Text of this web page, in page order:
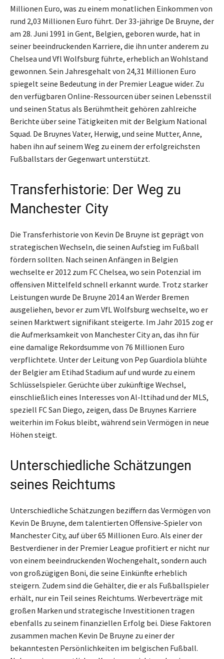
Millionen Euro, was zu einem monatlichen Einkommen von
rund 2,03 Millionen Euro führt. Der 33-jährige De Bruyne, der
am 28. Juni 1991 in Gent, Belgien, geboren wurde, hat in
seiner beeindruckenden Karriere, die ihn unter anderem zu
Chelsea und Vfl Wolfsburg führte, erheblich an Wohlstand
gewonnen. Sein Jahresgehalt von 24,31 Millionen Euro
spiegelt seine Bedeutung in der Premier League wider. Zu
den verfügbaren Online-Ressourcen über seinen Lebensstil
und seinen Status als Berühmtheit gehören zahlreiche
Berichte über seine Tätigkeiten mit der Belgium National
Squad. De Bruynes Vater, Herwig, und seine Mutter, Anne,
haben ihn auf seinem Weg zu einem der erfolgreichsten
Fußballstars der Gegenwart unterstützt.
Transferhistorie: Der Weg zu
Manchester City
Die Transferhistorie von Kevin De Bruyne ist geprägt von
strategischen Wechseln, die seinen Aufstieg im Fußball
fördern sollten. Nach seinen Anfängen in Belgien
wechselte er 2012 zum FC Chelsea, wo sein Potenzial im
offensiven Mittelfeld schnell erkannt wurde. Trotz starker
Leistungen wurde De Bruyne 2014 an Werder Bremen
ausgeliehen, bevor er zum VfL Wolfsburg wechselte, wo er
seinen Marktwert signifikant steigerte. Im Jahr 2015 zog er
die Aufmerksamkeit von Manchester City an, das ihn für
eine damalige Rekordsumme von 76 Millionen Euro
verpflichtete. Unter der Leitung von Pep Guardiola blühte
der Belgier am Etihad Stadium auf und wurde zu einem
Schlüsselspieler. Gerüchte über zukünftige Wechsel,
einschließlich eines Interesses von Al-Ittihad und der MLS,
speziell FC San Diego, zeigen, dass De Bruynes Karriere
weiterhin im Fokus bleibt, während sein Vermögen in neue
Höhen steigt.
Unterschiedliche Schätzungen
seines Reichtums
Unterschiedliche Schätzungen beziffern das Vermögen von
Kevin De Bruyne, dem talentierten Offensive-Spieler von
Manchester City, auf über 65 Millionen Euro. Als einer der
Bestverdiener in der Premier League profitiert er nicht nur
von einem beeindruckenden Wochengehalt, sondern auch
von großzügigen Boni, die seine Einkünfte erheblich
steigern. Zudem sind die Gehälter, die er als Fußballspieler
erhält, nur ein Teil seines Reichtums. Werbeverträge mit
großen Marken und strategische Investitionen tragen
ebenfalls zu seinem finanziellen Erfolg bei. Diese Faktoren
zusammen machen Kevin De Bruyne zu einer der
bekanntesten Persönlichkeiten im belgischen Fußball.